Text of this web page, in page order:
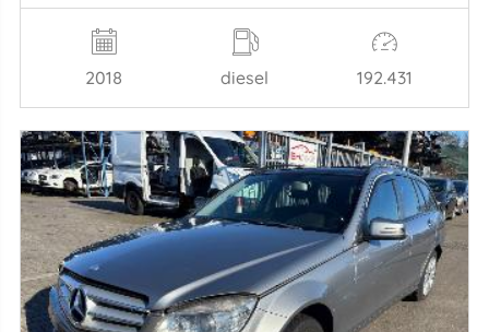
2018 diesel 192.431